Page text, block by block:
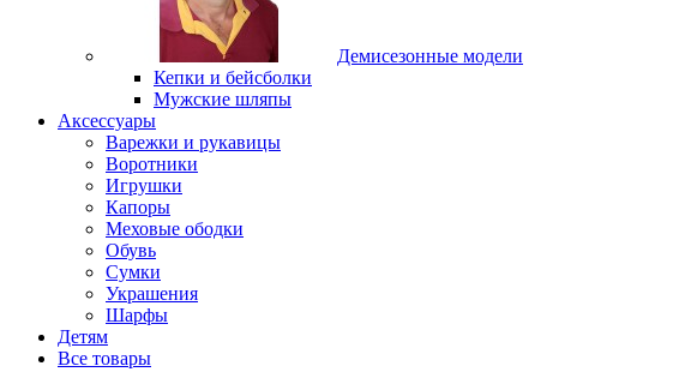
Демисезонные модели
Кепки и бейсболки
Мужские шляпы
Аксессуары
Варежки и рукавицы
Воротники
Игрушки
Капоры
Меховые ободки
Обувь
Сумки
Украшения
Шарфы
Детям
Все товары